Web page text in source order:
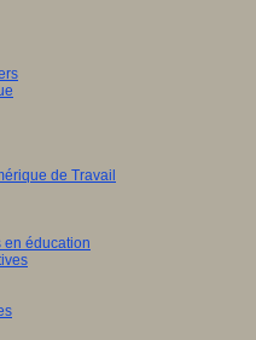
de Travail
en éducation